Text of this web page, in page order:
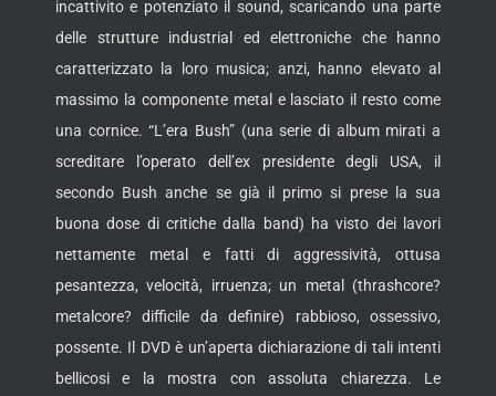
incattivito e potenziato il sound, scaricando una parte
delle strutture industrial ed elettroniche che hanno
caratterizzato la loro musica; anzi, hanno elevato al
massimo la componente metal e lasciato il resto come
una cornice. “L’era Bush” (una serie di album mirati a
screditare l’operato dell’ex presidente degli USA, il
secondo Bush anche se già il primo si prese la sua
buona dose di critiche dalla band) ha visto dei lavori
nettamente metal e fatti di aggressività, ottusa
pesantezza, velocità, irruenza; un metal (thrashcore?
metalcore? difficile da definire) rabbioso, ossessivo,
possente. Il DVD è un’aperta dichiarazione di tali intenti
bellicosi e la mostra con assoluta chiarezza. Le